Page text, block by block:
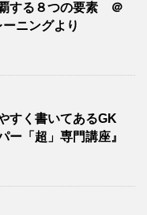
する８つの要素 ＠
ニングより
すく書いてあるGK
ー「超」専門講座』